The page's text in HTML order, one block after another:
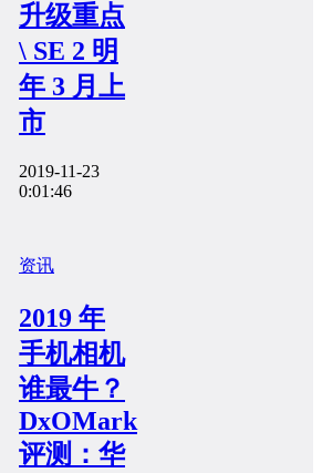
升级重点
\ SE 2 明
年 3 月上
市
2019-11-23
0:01:46
资讯
2019 年
手机相机
谁最牛？
DxOMark
评测：华